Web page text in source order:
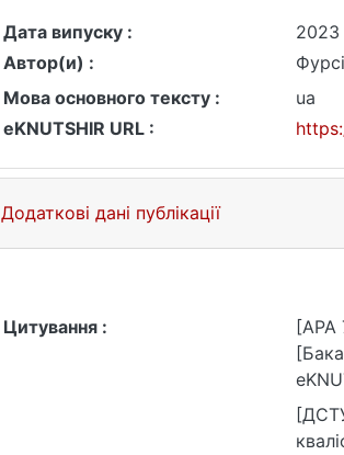
Дата випуску :
2023
Автор(и) :
Мова основного тексту :
ua
eKNUTSHIR URL :
Додаткові дані публікації
Цитування :
[APA